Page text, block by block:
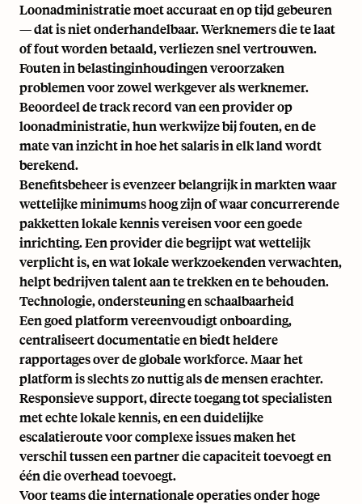
Loonadministratie moet accuraat en op tijd gebeuren
— dat is niet onderhandelbaar. Werknemers die te laat
of fout worden betaald, verliezen snel vertrouwen.
Fouten in belastinginhoudingen veroorzaken
problemen voor zowel werkgever als werknemer.
Beoordeel de track record van een provider op
loonadministratie, hun werkwijze bij fouten, en de
mate van inzicht in hoe het salaris in elk land wordt
berekend.
Benefitsbeheer is evenzeer belangrijk in markten waar
wettelijke minimums hoog zijn of waar concurrerende
pakketten lokale kennis vereisen voor een goede
inrichting. Een provider die begrijpt wat wettelijk
verplicht is, en wat lokale werkzoekenden verwachten,
helpt bedrijven talent aan te trekken en te behouden.
Technologie, ondersteuning en schaalbaarheid
Een goed platform vereenvoudigt onboarding,
centraliseert documentatie en biedt heldere
rapportages over de globale workforce. Maar het
platform is slechts zo nuttig als de mensen erachter.
Responsieve support, directe toegang tot specialisten
met echte lokale kennis, en een duidelijke
escalatieroute voor complexe issues maken het
verschil tussen een partner die capaciteit toevoegt en
één die overhead toevoegt.
Voor teams die internationale operaties onder hoge